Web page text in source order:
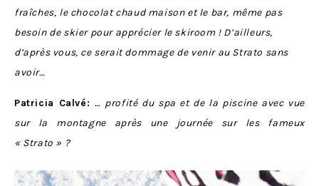
fraîches, le chocolat chaud maison et le bar, même pas
besoin de skier pour apprécier le skiroom ! D’ailleurs,
d’après vous, ce serait dommage de venir au Strato sans
avoir…
Patricia Calvé: … profité du spa et de la piscine avec vue
sur la montagne après une journée sur les fameux
« Strato » ?